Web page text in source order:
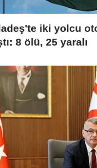
iki yolcu
8 ölü, 25 yaralı